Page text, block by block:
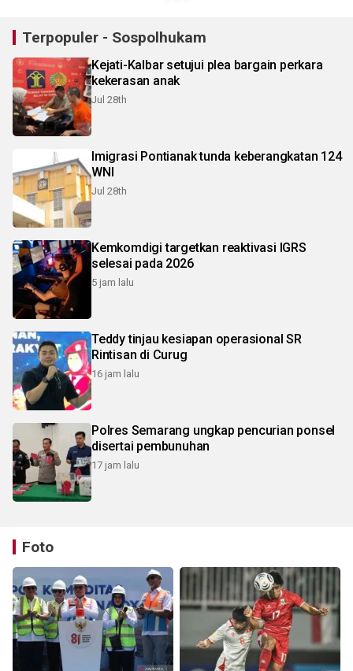
Terpopuler - Sospolhukam
Kejati-Kalbar setujui plea bargain perkara
kekerasan anak
Jul 28th
Imigrasi Pontianak tunda keberangkatan 124
WNI
Jul 28th
Kemkomdigi targetkan reaktivasi IGRS
selesai pada 2026
5 jam lalu
Teddy tinjau kesiapan operasional SR
Rintisan di Curug
16 jam lalu
Polres Semarang ungkap pencurian ponsel
disertai pembunuhan
17 jam lalu
Foto